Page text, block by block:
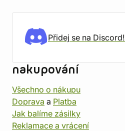
Přidej se na Discord!
nakupování
Všechno o nákupu
Doprava a Platba
Jak balíme zásilky
Reklamace a vrácení